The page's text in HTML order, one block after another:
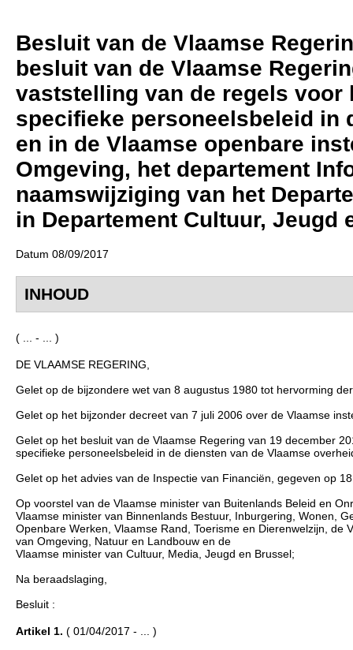
Besluit van de Vlaamse
besluit van de Vlaamse
vaststelling van de regels voor
specifieke personeelsbeleid in
en in de Vlaamse openbare
Omgeving, het departement
naamswijziging van het
in Departement Cultuur, Jeugd
Datum 08/09/2017
INHOUD
( ... - ... )
DE VLAAMSE REGERING,
Gelet op de bijzondere wet van 8 augustus 1980 tot hervorming
Gelet op het bijzonder decreet van 7 juli 2006 over de Vlaamse
Gelet op het besluit van de Vlaamse Regering van 19 december
specifieke personeelsbeleid in de diensten van de Vlaamse
Gelet op het advies van de Inspectie van Financiën, gegeven op
Op voorstel van de Vlaamse minister van Buitenlands Beleid en
Vlaamse minister van Binnenlands Bestuur, Inburgering, Wonen,
Openbare Werken, Vlaamse Rand, Toerisme en Dierenwelzijn,
van Omgeving, Natuur en Landbouw en de
Vlaamse minister van Cultuur, Media, Jeugd en Brussel;
Na beraadslaging,
Besluit :
Artikel 1. ( 01/04/2017 - ... )